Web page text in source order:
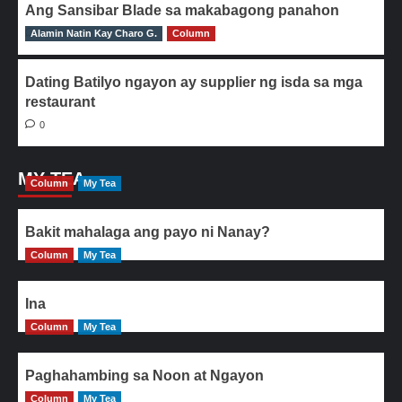
Ang Sansibar Blade sa makabagong panahon
0
Alamin Natin Kay Charo G. Column
Dating Batilyo ngayon ay supplier ng isda sa mga
restaurant
0
MY TEA
Column My Tea
Bakit mahalaga ang payo ni Nanay?
Column My Tea
Ina
Column My Tea
Paghahambing sa Noon at Ngayon
Column My Tea